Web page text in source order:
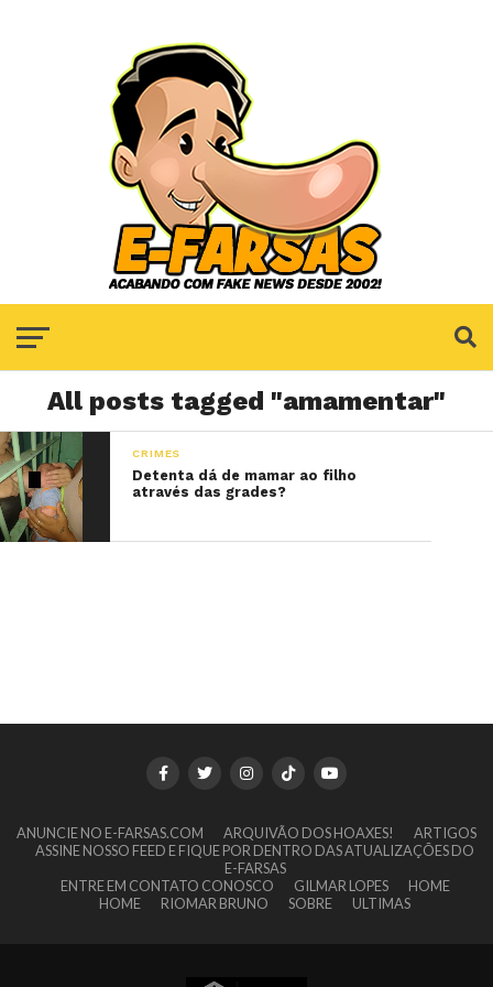
All posts tagged "amamentar"
CRIMES
Detenta dá de mamar ao filho
através das grades?
ANUNCIE NO E-FARSAS.COM ARQUIVÃO DOS HOAXES!
ARTIGOS
ASSINE NOSSO FEED E FIQUE POR DENTRO DAS ATUALIZAÇÕES DO
E-FARSAS
ENTRE EM CONTATO CONOSCO
GILMAR LOPES
HOME
HOME
RIOMAR BRUNO SOBRE ULTIMAS